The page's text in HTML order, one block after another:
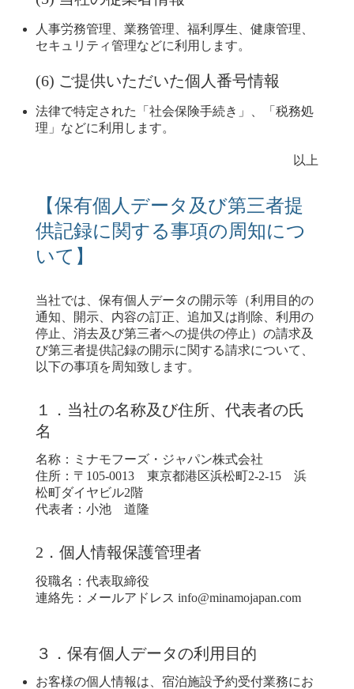
人事労務管理、業務管理、福利厚生、健康管理、
セキュリティ管理などに利用します。
(6) ご提供いただいた個人番号情報
法律で特定された「社会保険手続き」、「税務処
理」などに利用します。
以上
【保有個人データ及び第三者提
供記録に関する事項の周知につ
いて】
当社では、保有個人データの開示等（利用目的の
通知、開示、内容の訂正、追加又は削除、利用の
停止、消去及び第三者への提供の停止）の請求及
び第三者提供記録の開示に関する請求について、
以下の事項を周知致します。
１．当社の名称及び住所、代表者の氏
名
名称：ミナモフーズ・ジャパン株式会社
住所：〒105-0013 東京都港区浜松町2-2-15 浜
松町ダイヤビル2階
代表者：小池 道隆
2．個人情報保護管理者
役職名：代表取締役
連絡先：メールアドレス info@minamojapan.com
３．保有個人データの利用目的
お客様の個人情報は、宿泊施設予約受付業務にお